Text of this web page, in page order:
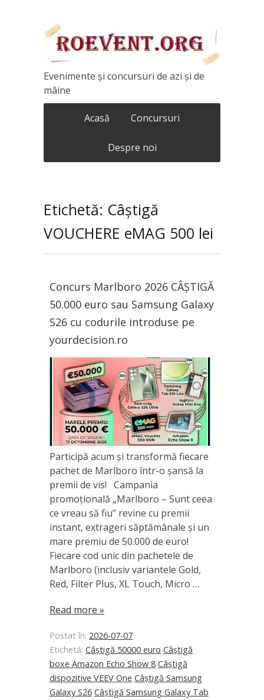
Evenimente și concursuri de azi și de
mâine
Acasă Concursuri
Despre noi
Etichetă: Câștigă
VOUCHERE eMAG 500 lei
Concurs Marlboro 2026 CÂȘTIGĂ
50.000 euro sau Samsung Galaxy
S26 cu codurile introduse pe
yourdecision.ro
Participă acum și transformă fiecare
pachet de Marlboro într-o șansă la
premii de vis! Campania
promoțională „Marlboro – Sunt ceea
ce vreau să fiu” revine cu premii
instant, extrageri săptămânale și un
mare premiu de 50.000 de euro!
Fiecare cod unic din pachetele de
Marlboro (inclusiv variantele Gold,
Red, Filter Plus, XL Touch, Micro …
Read more »
Postat în: 2026-07-07
Etichetă: Câștigă 50000 euro Câștigă
boxe Amazon Echo Show 8 Câștigă
dispozitive VEEV One Câștigă Samsung
Galaxy S26 Câștigă Samsung Galaxy Tab